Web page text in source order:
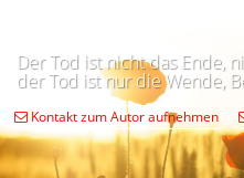
Der Tod ist nicht das Ende,
der Tod ist nur die Wende,
Kontakt zum Autor aufnehmen